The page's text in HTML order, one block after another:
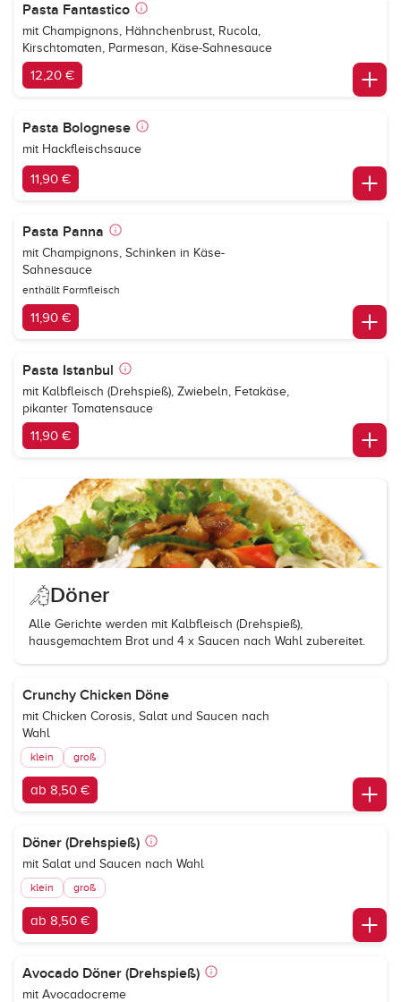
Pasta Fantastico
mit Champignons, Hähnchenbrust, Rucola,
Kirschtomaten, Parmesan, Käse-Sahnesauce
12,20 €
Pasta Bolognese
mit Hackfleischsauce
11,90 €
Pasta Panna
mit Champignons, Schinken in Käse-
Sahnesauce
enthällt Formfleisch
11,90 €
Pasta Istanbul
mit Kalbfleisch (Drehspieß), Zwiebeln, Fetakäse,
pikanter Tomatensauce
11,90 €
Döner
Alle Gerichte werden mit Kalbfleisch (Drehspieß),
hausgemachtem Brot und 4 x Saucen nach Wahl zubereitet.
Crunchy Chicken Döne
mit Chicken Corosis, Salat und Saucen nach
Wahl
klein groß
ab 8,50 €
Döner (Drehspieß)
mit Salat und Saucen nach Wahl
klein groß
ab 8,50 €
Avocado Döner (Drehspieß)
mit Avocadocreme